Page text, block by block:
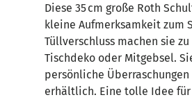
Diese 35 cm große Roth
kleine Aufmerksamkeit zum
Tüllverschluss machen sie
Tischdeko oder Mitgebsel.
persönliche
erhältlich. Eine tolle Idee